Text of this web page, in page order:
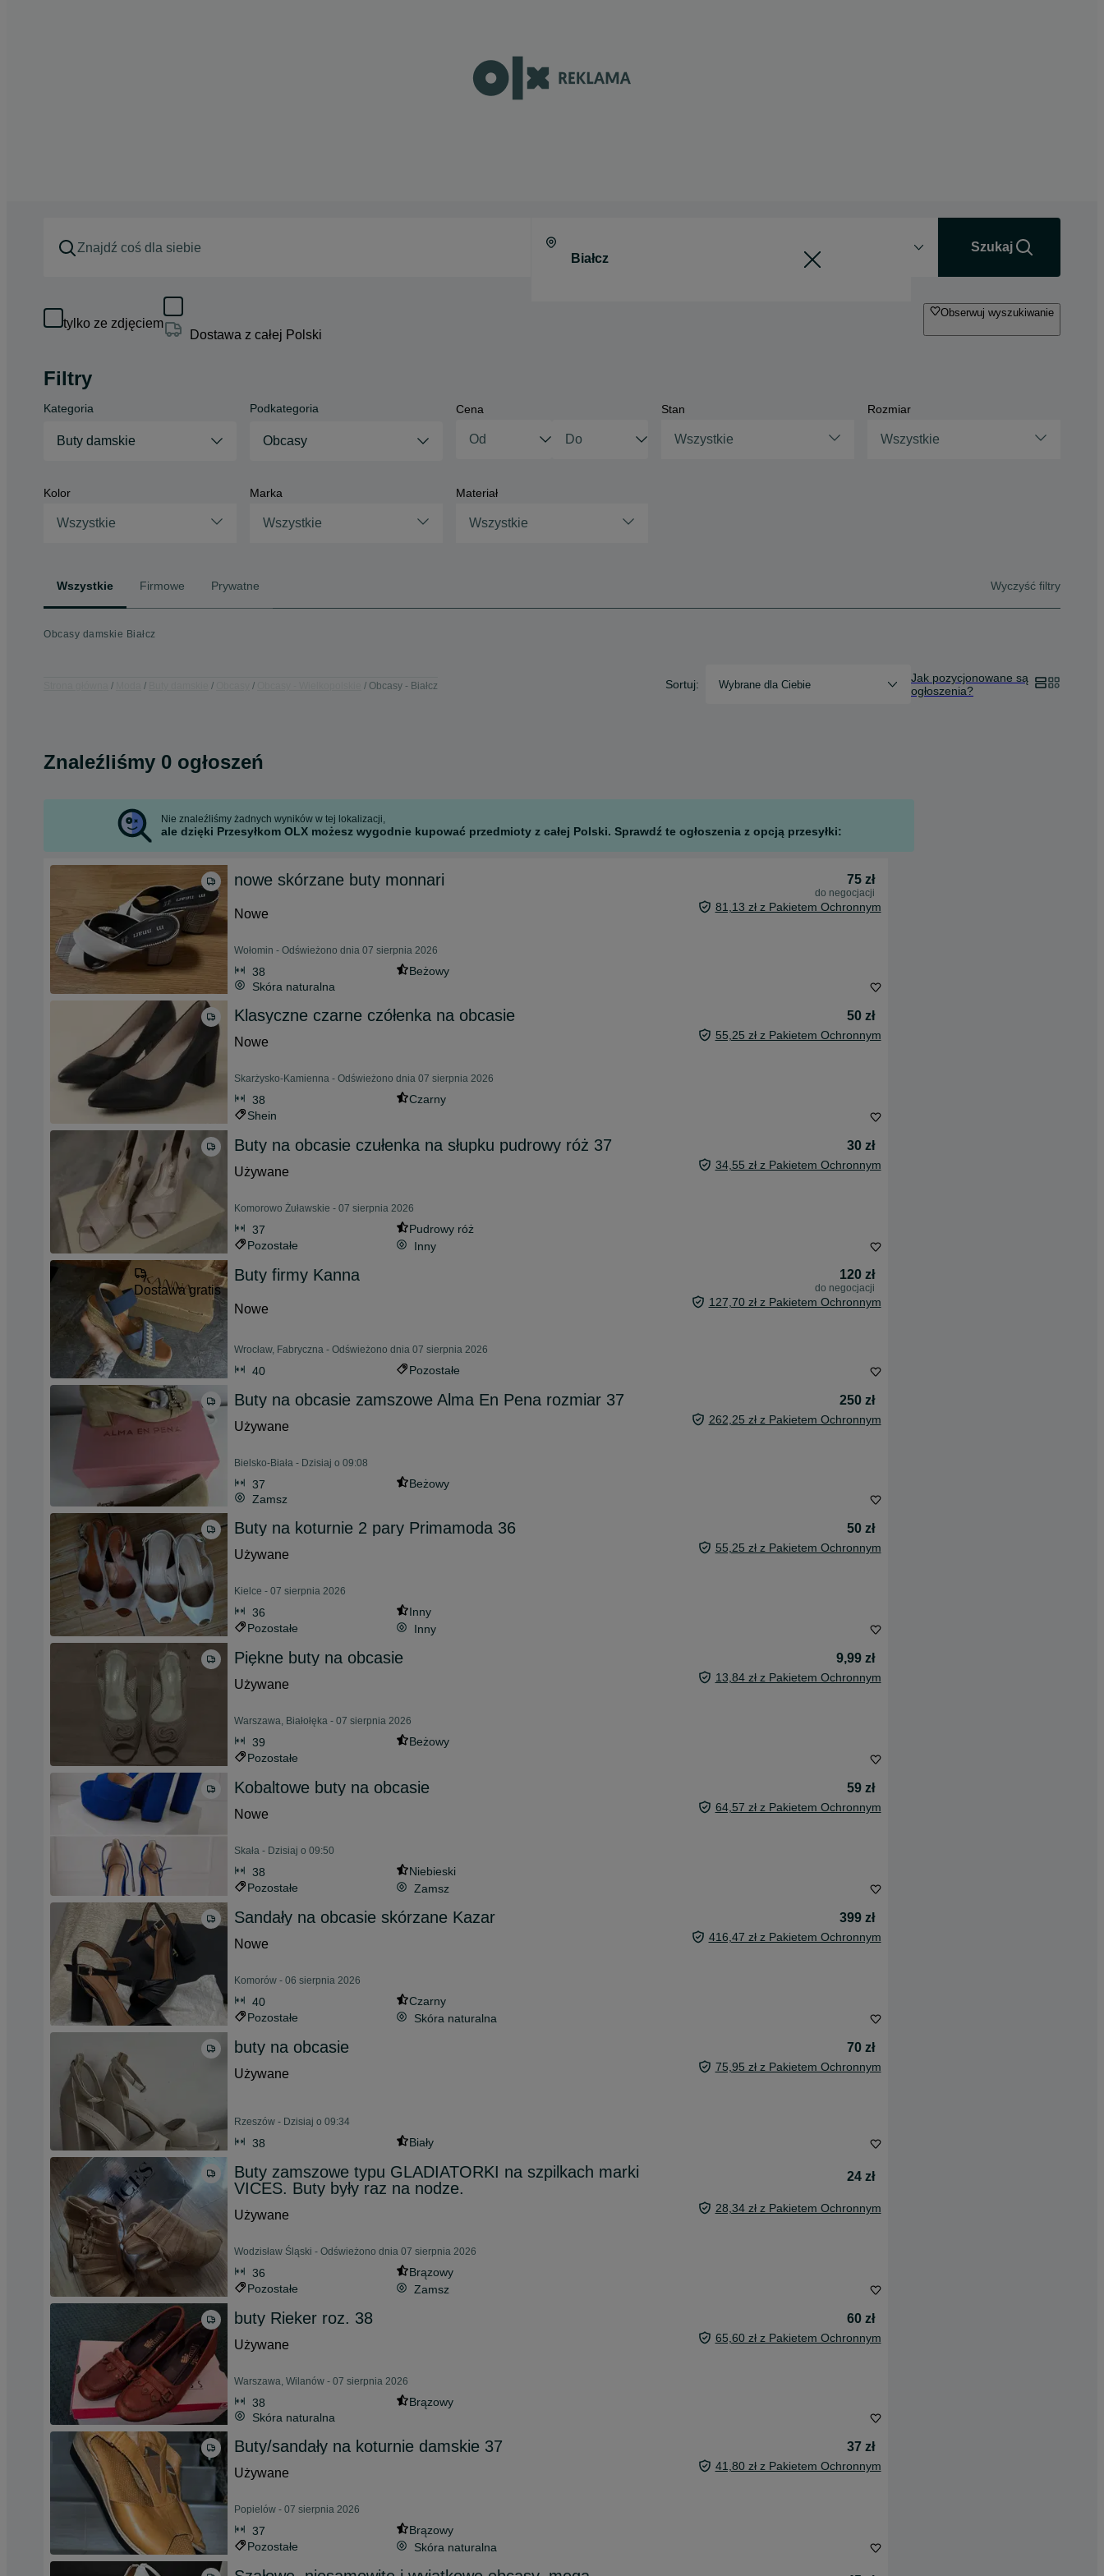
Szukaj
tylko ze zdjęciem
Dostawa z całej Polski
Obserwuj wyszukiwanie
Filtry
Kategoria
Buty damskie
Podkategoria
Obcasy
Cena Stan
Wszystkie
Rozmiar
Wszystkie
Kolor
Wszystkie
Marka
Wszystkie
Materiał
Wszystkie
Wszystkie Firmowe Prywatne Wyczyść filtry
Obcasy damskie Białcz
Obcasy - Białcz Sortuj: Wybrane dla Ciebie
Jak pozycjonowane są
ogłoszenia?
Znaleźliśmy 0 ogłoszeń
Nie znaleźliśmy żadnych wyników w tej lokalizacji,
ale dzięki Przesyłkom OLX możesz wygodnie kupować przedmioty z całej Polski. Sprawdź te ogłoszenia z opcją przesyłki:
nowe skórzane buty monnari 75 zł
do negocjacji
Nowe 81,13 zł z Pakietem Ochronnym
Wołomin - Odświeżono dnia 07 sierpnia 2026
38
Beżowy
Skóra naturalna
Klasyczne czarne czółenka na obcasie
50 zł
Nowe
55,25 zł z Pakietem Ochronnym
Skarżysko-Kamienna - Odświeżono dnia 07 sierpnia 2026
38
Czarny
Shein
Buty na obcasie czułenka na słupku pudrowy róż 37
30 zł
Używane
34,55 zł z Pakietem Ochronnym
Komorowo Żuławskie - 07 sierpnia 2026
37
Pudrowy róż
Pozostałe
Inny
Dostawa gratis
Buty firmy Kanna 120 zł
do negocjacji
Nowe 127,70 zł z Pakietem Ochronnym
Wrocław, Fabryczna - Odświeżono dnia 07 sierpnia 2026
40 Pozostałe
Buty na obcasie zamszowe Alma En Pena rozmiar 37
250 zł
Używane
262,25 zł z Pakietem Ochronnym
Bielsko-Biała - Dzisiaj o 09:08
37
Beżowy
Zamsz
Buty na koturnie 2 pary Primamoda 36
50 zł
Używane
55,25 zł z Pakietem Ochronnym
Kielce - 07 sierpnia 2026
36
Inny
Pozostałe
Inny
Piękne buty na obcasie
9,99 zł
Używane
13,84 zł z Pakietem Ochronnym
Warszawa, Białołęka - 07 sierpnia 2026
39
Beżowy
Pozostałe
Kobaltowe buty na obcasie
59 zł
Nowe
64,57 zł z Pakietem Ochronnym
Skała - Dzisiaj o 09:50
38
Niebieski
Pozostałe
Zamsz
Sandały na obcasie skórzane Kazar
399 zł
Nowe
416,47 zł z Pakietem Ochronnym
Komorów - 06 sierpnia 2026
40
Czarny
Pozostałe
Skóra naturalna
buty na obcasie
70 zł
Używane
75,95 zł z Pakietem Ochronnym
Rzeszów - Dzisiaj o 09:34
38 Biały
Buty zamszowe typu GLADIATORKI na szpilkach marki
VICES. Buty były raz na nodze.
24 zł
Używane 28,34 zł z Pakietem Ochronnym
Wodzisław Śląski - Odświeżono dnia 07 sierpnia 2026
36
Brązowy
Pozostałe
Zamsz
buty Rieker roz. 38
60 zł
Używane
65,60 zł z Pakietem Ochronnym
Warszawa, Wilanów - 07 sierpnia 2026
38
Brązowy
Skóra naturalna
Buty/sandały na koturnie damskie 37
37 zł
Używane
41,80 zł z Pakietem Ochronnym
Popielów - 07 sierpnia 2026
37
Brązowy
Pozostałe
Skóra naturalna